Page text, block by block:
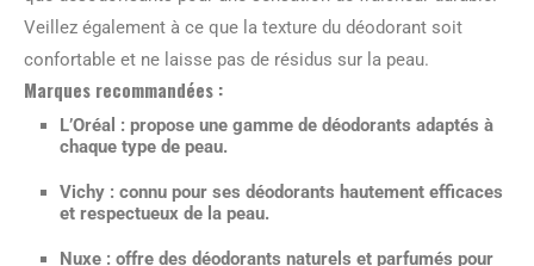
Veillez également à ce que la texture du déodorant soit
confortable et ne laisse pas de résidus sur la peau.
Marques recommandées :
L’Oréal : propose une gamme de déodorants adaptés à
chaque type de peau.
Vichy : connu pour ses déodorants hautement efficaces
et respectueux de la peau.
Nuxe : offre des déodorants naturels et parfumés pour